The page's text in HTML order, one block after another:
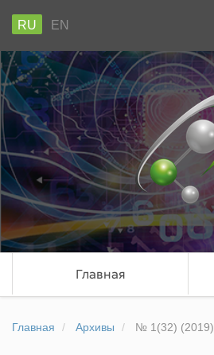
RU EN
Главная
Главная Архивы № 1(32) (2019)